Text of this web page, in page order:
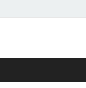
Всё о